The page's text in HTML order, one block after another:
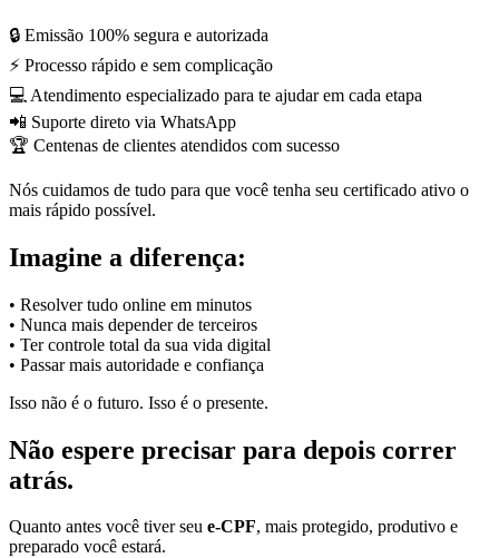
🔒 Emissão 100% segura e autorizada
⚡ Processo rápido e sem complicação
💻 Atendimento especializado para te ajudar em cada etapa
📲 Suporte direto via WhatsApp
🏆 Centenas de clientes atendidos com sucesso
Nós cuidamos de tudo para que você tenha seu certificado ativo o
mais rápido possível.
Imagine a diferença:
• Resolver tudo online em minutos
• Nunca mais depender de terceiros
• Ter controle total da sua vida digital
• Passar mais autoridade e confiança
Isso não é o futuro. Isso é o presente.
Não espere precisar para depois correr
atrás.
Quanto antes você tiver seu e-CPF, mais protegido, produtivo e
preparado você estará.